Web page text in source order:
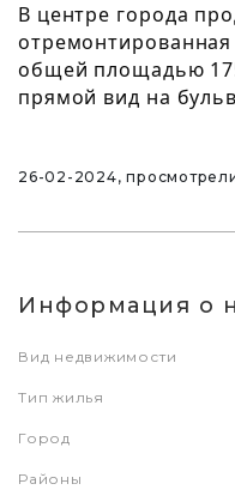
В центре города
общей площадью
прямой вид на
26-02-2024,
Информация о
Вид недвижимости
Тип жилья
Город
Районы